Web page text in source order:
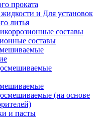
проката
и Для установок
литья
составы
составы
(на основе
и пасты